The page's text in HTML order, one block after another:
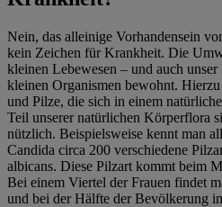
Nein, das alleinige Vorhandensein
kein Zeichen für Krankheit. Die
kleinen Lebewesen – und auch
kleinen Organismen bewohnt.
und Pilze, die sich in einem
Teil unserer natürlichen Körperflora
nützlich. Beispielsweise kennt man
Candida circa 200 verschiedene
albicans. Diese Pilzart kommt beim
Bei einem Viertel der Frauen findet
und bei der Hälfte der Bevölkerung